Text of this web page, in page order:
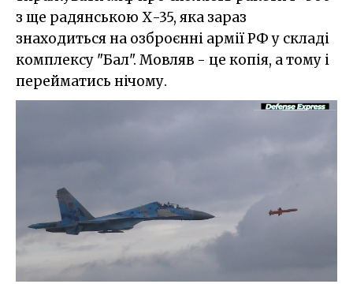
з ще радянською Х-35, яка зараз
знаходиться на озброєнні армії РФ у складі
комплексу "Бал". Мовляв - це копія, а тому і
перейматись нічому.